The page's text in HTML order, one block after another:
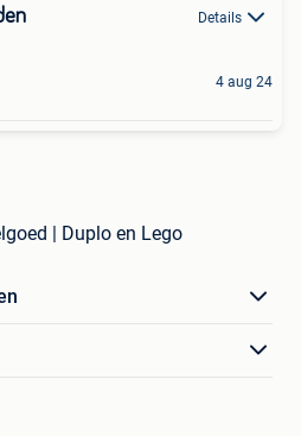
Details
4 aug 24
| Duplo en Lego